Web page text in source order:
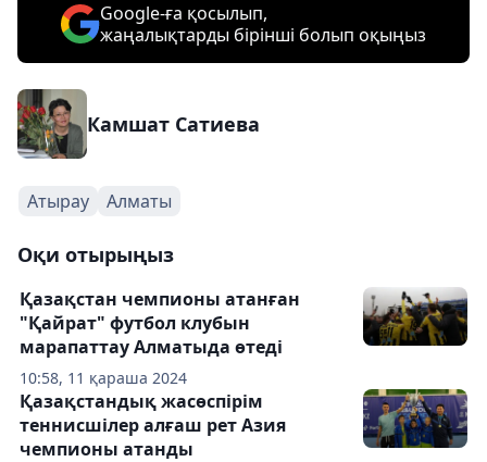
Google-ға қосылып,
жаңалықтарды бірінші болып оқыңыз
Камшат Сатиева
Атырау Алматы
Оқи отырыңыз
10:58, 11 қараша 2024
Қазақстан чемпионы атанған
"Қайрат" футбол клубын
марапаттау Алматыда өтеді
Қазақстандық жасөспірім
теннисшілер алғаш рет Азия
чемпионы атанды